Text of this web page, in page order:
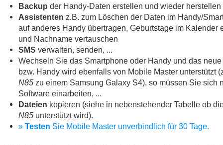
Backup der Handy-Daten erstellen und wieder herstellen
Assistenten z.B. zum Löschen der Daten im Handy/
auf anderes Handy übertragen, Geburtstage im Kalender
und Nachname vertauschen
SMS verwalten, senden, ...
Wechseln Sie das Smartphone oder Handy und das
bzw. Handy wird ebenfalls von Mobile Master unterstützt
N85 zu einem Samsung Galaxy S4), so müssen Sie sich
Software einarbeiten, ...
Dateien kopieren (siehe in nebenstehender Tabelle ob
N85 unterstützt wird).
» Testen Sie Mobile Master unverbindlich für 30 Tage.